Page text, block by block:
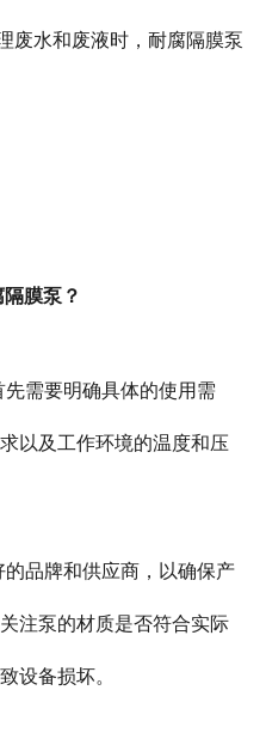
废水和废液时，耐腐隔膜泵
膜泵？
需要明确具体的使用需
以及工作环境的温度和压
品牌和供应商，以确保产
注泵的材质是否符合实际
设备损坏。